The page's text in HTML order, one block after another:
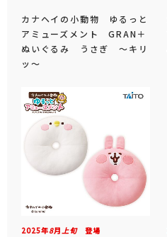
カナヘイの小動物 ゆるっと
アミューズメント GRAN＋
ぬいぐるみ うさぎ ～キリ
ッ～
2025年8月上旬登場